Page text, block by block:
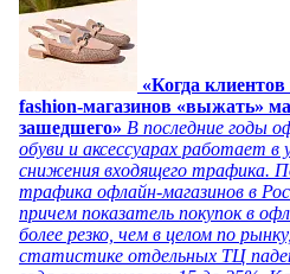
«Когда
fashion-магазинов «выжать»
зашедшего» В последние годы
обуви и аксессуарах работает в
снижения входящего трафика.
трафика офлайн-магазинов в
причем показатель покупок в
более резко, чем в целом по
статистике отдельных ТЦ